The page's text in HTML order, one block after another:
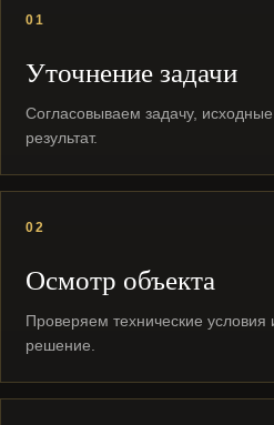
01
Уточнение задачи
Согласовываем задачу,
результат.
02
Осмотр объекта
Проверяем технические условия
решение.